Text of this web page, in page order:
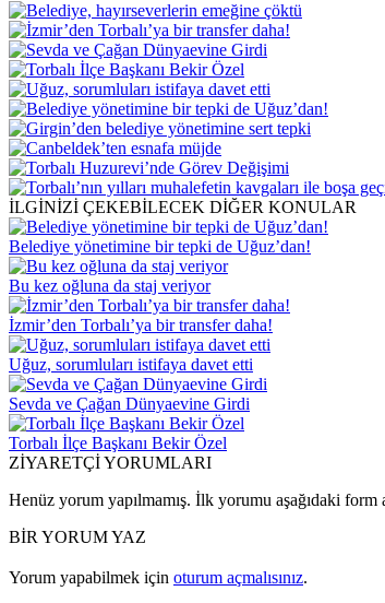
İLGİNİZİ ÇEKEBİLECEK DİĞER KONULAR
Belediye yönetimine bir tepki de Uğuz’dan!
Bu kez oğluna da staj veriyor
İzmir’den Torbalı’ya bir transfer daha!
Uğuz, sorumluları istifaya davet etti
Sevda ve Çağan Dünyaevine Girdi
Torbalı İlçe Başkanı Bekir Özel
ZİYARETÇİ YORUMLARI
Henüz yorum yapılmamış. İlk yorumu aşağıdaki form
BİR YORUM YAZ
Yorum yapabilmek için oturum açmalısınız.